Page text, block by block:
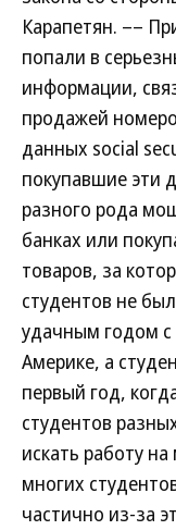
Карапетян. ––
попали в
информации,
продажей
данных social
покупавшие эти
разного рода
банках или
товаров, за
студентов не
удачным годом с
Америке, а
первый год,
студентов
искать работу
многих
частично из-за